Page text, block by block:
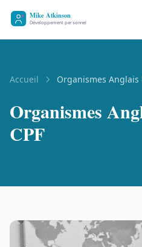
Accueil Organismes Anglais
Organismes
CPF